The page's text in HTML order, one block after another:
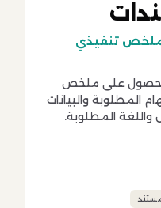
ملخص تنفيذي
للحصول على ملخص
المطلوبة والبيانات
المطلوبة.